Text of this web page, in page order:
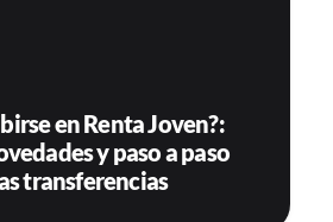
en Renta Joven?:
y paso a paso
transferencias